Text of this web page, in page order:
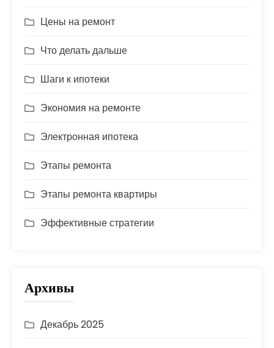
Цены на ремонт
Что делать дальше
Шаги к ипотеки
Экономия на ремонте
Электронная ипотека
Этапы ремонта
Этапы ремонта квартиры
Эффективные стратегии
Архивы
Декабрь 2025